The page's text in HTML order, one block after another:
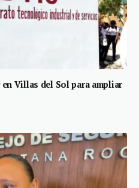
Villas del Sol para ampliar